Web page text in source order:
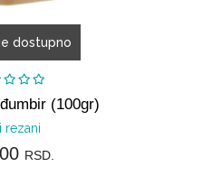
dostupno
(100gr)
rezani
RSD.